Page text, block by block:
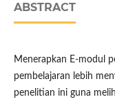
ABSTRACT
Menerapkan E-modul
pembelajaran lebih
penelitian ini guna